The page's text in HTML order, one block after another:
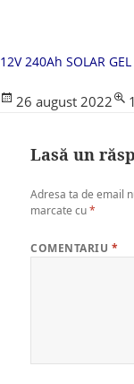
12V 240Ah SOLAR
Posted
26 august 2022
Lasă un
Adresa ta de email
marcate cu*
COMENTARIU *